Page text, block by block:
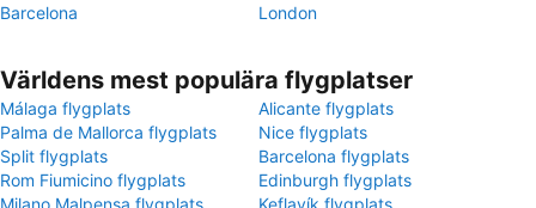
Barcelona
London
Världens mest populära flygplatser
Málaga flygplats
Alicante flygplats
Palma de Mallorca flygplats
Nice flygplats
Split flygplats
Barcelona flygplats
Rom Fiumicino flygplats
Edinburgh flygplats
Milano Malpensa flygplats
Keflavík flygplats